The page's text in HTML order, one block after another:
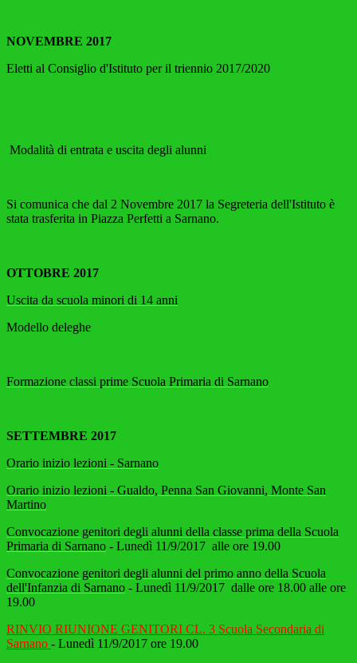
NOVEMBRE 2017
Eletti al Consiglio d'Istituto per il triennio 2017/2020
Modalità di entrata e uscita degli alunni
Si comunica che dal 2 Novembre 2017 la Segreteria dell'Istituto è
stata trasferita in Piazza Perfetti a Sarnano.
OTTOBRE 2017
Uscita da scuola minori di 14 anni
Modello deleghe
Formazione classi prime Scuola Primaria di Sarnano
SETTEMBRE 2017
Orario inizio lezioni - Sarnano
Orario inizio lezioni - Gualdo, Penna San Giovanni, Monte San
Martino
Convocazione genitori degli alunni della classe prima della Scuola
Primaria di Sarnano - Lunedì 11/9/2017 alle ore 19.00
Convocazione genitori degli alunni del primo anno della Scuola
dell'Infanzia di Sarnano - Lunedì 11/9/2017 dalle ore 18.00 alle ore
19.00
RINVIO RIUNIONE GENITORI CL. 3 Scuola Secondaria di
Sarnano - Lunedì 11/9/2017 ore 19.00